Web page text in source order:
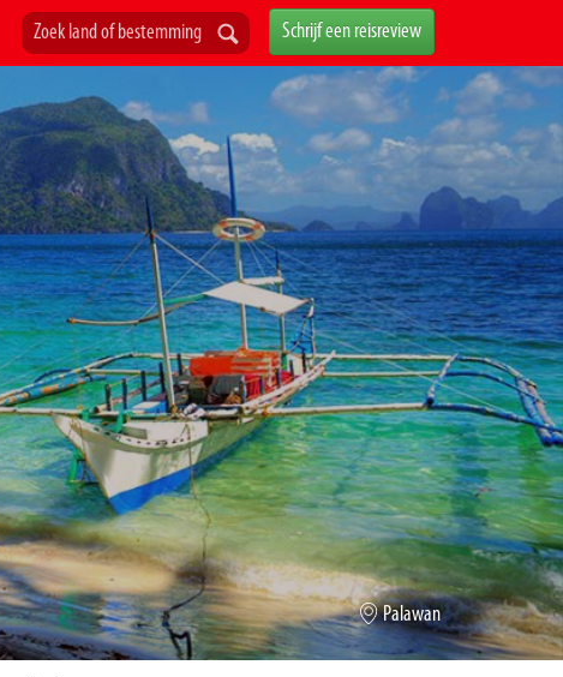
Schrijf een reisreview
Coron